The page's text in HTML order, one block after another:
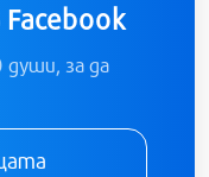
Facebook
за да